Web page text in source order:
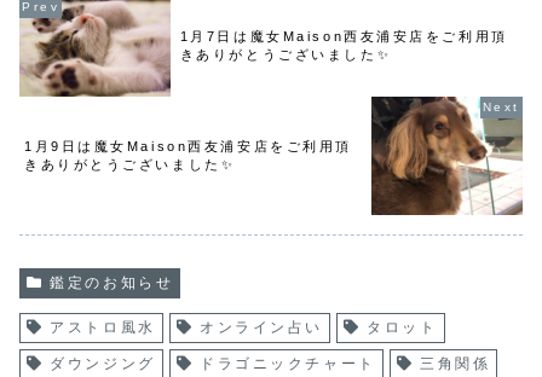
1月7日は魔女Maison西友浦安店をご利用頂
きありがとうございました✨
1月9日は魔女Maison西友浦安店をご利用頂
きありがとうございました✨
鑑定のお知らせ
アストロ風水 オンライン占い タロット
ダウンジング ドラゴニックチャート 三角関係